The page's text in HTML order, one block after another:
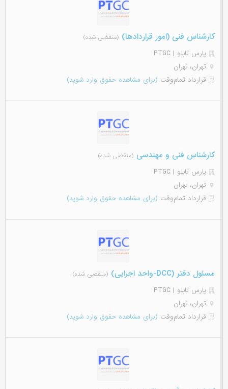
کارشناس فنی (امور قراردادها) (منقضی شده)
پارس تابلو | PTGC
تهران، تهران
قرارداد تمام‌وقت (برای مشاهده حقوق وارد شوید)
کارشناس فنی و مهندسی (منقضی شده)
پارس تابلو | PTGC
تهران، تهران
قرارداد تمام‌وقت (برای مشاهده حقوق وارد شوید)
مسئول دفتر (DCC-واحد اجرایی) (منقضی شده)
پارس تابلو | PTGC
تهران، تهران
قرارداد تمام‌وقت (برای مشاهده حقوق وارد شوید)